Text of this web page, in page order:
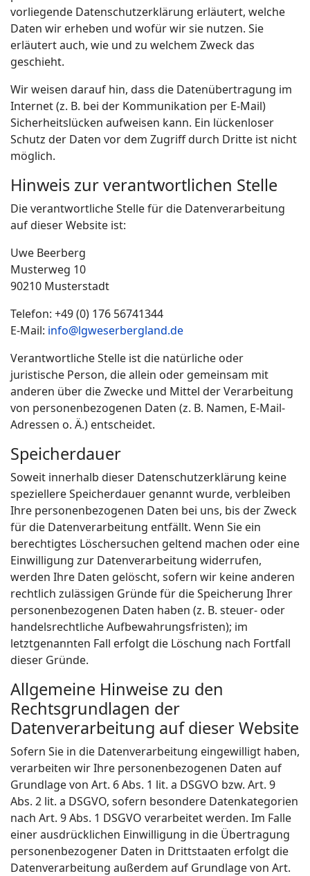
vorliegende Datenschutzerklärung erläutert, welche
Daten wir erheben und wofür wir sie nutzen. Sie
erläutert auch, wie und zu welchem Zweck das
geschieht.
Wir weisen darauf hin, dass die Datenübertragung im
Internet (z. B. bei der Kommunikation per E-Mail)
Sicherheitslücken aufweisen kann. Ein lückenloser
Schutz der Daten vor dem Zugriff durch Dritte ist nicht
möglich.
Hinweis zur verantwortlichen Stelle
Die verantwortliche Stelle für die Datenverarbeitung
auf dieser Website ist:
Uwe Beerberg
Musterweg 10
90210 Musterstadt
Telefon: +49 (0) 176 56741344
E-Mail: info@lgweserbergland.de
Verantwortliche Stelle ist die natürliche oder
juristische Person, die allein oder gemeinsam mit
anderen über die Zwecke und Mittel der Verarbeitung
von personenbezogenen Daten (z. B. Namen, E-Mail-
Adressen o. Ä.) entscheidet.
Speicherdauer
Soweit innerhalb dieser Datenschutzerklärung keine
speziellere Speicherdauer genannt wurde, verbleiben
Ihre personenbezogenen Daten bei uns, bis der Zweck
für die Datenverarbeitung entfällt. Wenn Sie ein
berechtigtes Löschersuchen geltend machen oder eine
Einwilligung zur Datenverarbeitung widerrufen,
werden Ihre Daten gelöscht, sofern wir keine anderen
rechtlich zulässigen Gründe für die Speicherung Ihrer
personenbezogenen Daten haben (z. B. steuer- oder
handelsrechtliche Aufbewahrungsfristen); im
letztgenannten Fall erfolgt die Löschung nach Fortfall
dieser Gründe.
Allgemeine Hinweise zu den
Rechtsgrundlagen der
Datenverarbeitung auf dieser Website
Sofern Sie in die Datenverarbeitung eingewilligt haben,
verarbeiten wir Ihre personenbezogenen Daten auf
Grundlage von Art. 6 Abs. 1 lit. a DSGVO bzw. Art. 9
Abs. 2 lit. a DSGVO, sofern besondere Datenkategorien
nach Art. 9 Abs. 1 DSGVO verarbeitet werden. Im Falle
einer ausdrücklichen Einwilligung in die Übertragung
personenbezogener Daten in Drittstaaten erfolgt die
Datenverarbeitung außerdem auf Grundlage von Art.